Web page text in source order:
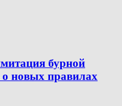
бурной
новых правилах